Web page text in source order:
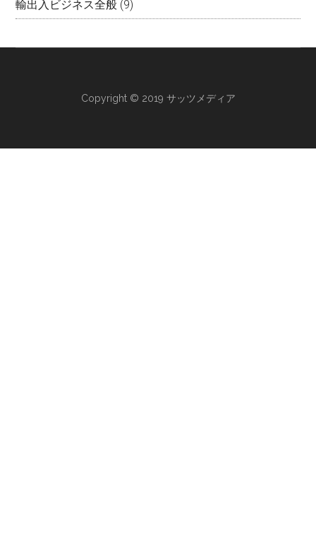
輸出入ビジネス全般 (9)
Copyright © 2019 サッツメディア